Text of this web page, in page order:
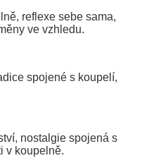
reflexe sebe sama,
ve vzhledu.
spojené s koupelí,
nostalgie spojená s
v koupelně.